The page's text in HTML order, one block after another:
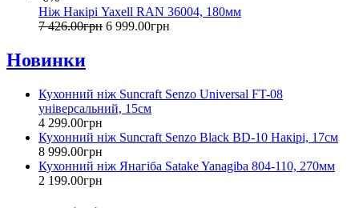
Ніж Накірі Yaxell RAN 36004, 180мм
7 426.00грн 6 999.00грн
Новинки
Кухонний ніж Suncraft Senzo Universal FT-08
універсальний, 15см
4 299.00грн
Кухонний ніж Suncraft Senzo Black BD-10 Накірі, 17см
8 999.00грн
Кухонний ніж Янагіба Satake Yanagiba 804-110, 270мм
2 199.00грн